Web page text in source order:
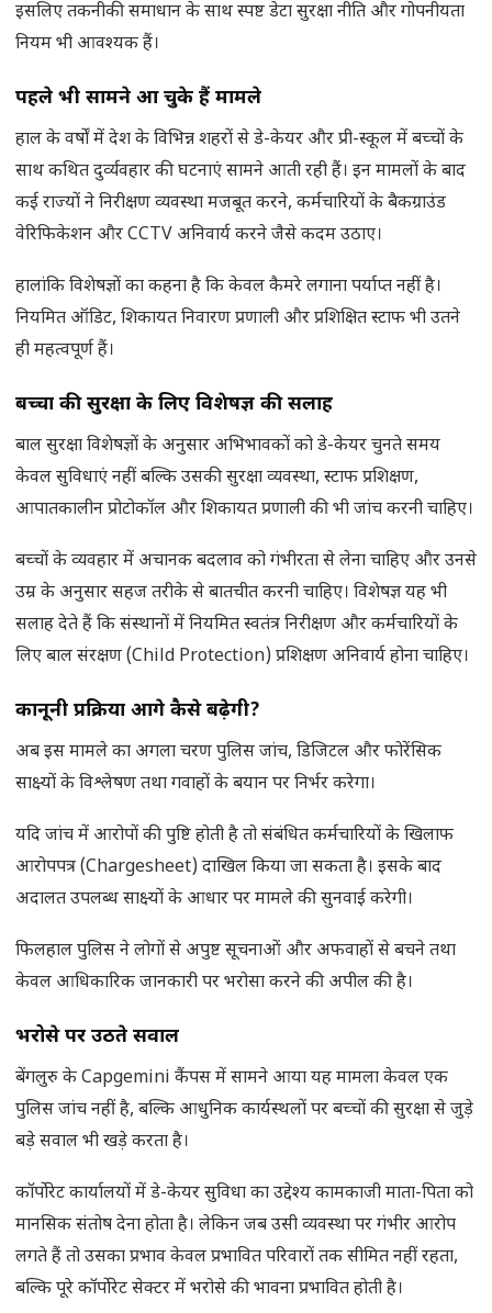
इसलिए तकनीकी समाधान के साथ स्पष्ट डेटा सुरक्षा नीति और गोपनीयता
नियम भी आवश्यक हैं।
पहले भी सामने आ चुके हैं मामले
हाल के वर्षों में देश के विभिन्न शहरों से डे-केयर और प्री-स्कूल में बच्चों के
साथ कथित दुर्व्यवहार की घटनाएं सामने आती रही हैं। इन मामलों के बाद
कई राज्यों ने निरीक्षण व्यवस्था मजबूत करने, कर्मचारियों के बैकग्राउंड
वेरिफिकेशन और CCTV अनिवार्य करने जैसे कदम उठाए।
हालांकि विशेषज्ञों का कहना है कि केवल कैमरे लगाना पर्याप्त नहीं है।
नियमित ऑडिट, शिकायत निवारण प्रणाली और प्रशिक्षित स्टाफ भी उतने
ही महत्वपूर्ण हैं।
बच्चों की सुरक्षा के लिए विशेषज्ञ की सलाह
बाल सुरक्षा विशेषज्ञों के अनुसार अभिभावकों को डे-केयर चुनते समय
केवल सुविधाएं नहीं बल्कि उसकी सुरक्षा व्यवस्था, स्टाफ प्रशिक्षण,
आपातकालीन प्रोटोकॉल और शिकायत प्रणाली की भी जांच करनी चाहिए।
बच्चों के व्यवहार में अचानक बदलाव को गंभीरता से लेना चाहिए और उनसे
उम्र के अनुसार सहज तरीके से बातचीत करनी चाहिए। विशेषज्ञ यह भी
सलाह देते हैं कि संस्थानों में नियमित स्वतंत्र निरीक्षण और कर्मचारियों के
लिए बाल संरक्षण (Child Protection) प्रशिक्षण अनिवार्य होना चाहिए।
कानूनी प्रक्रिया आगे कैसे बढ़ेगी?
अब इस मामले का अगला चरण पुलिस जांच, डिजिटल और फोरेंसिक
साक्ष्यों के विश्लेषण तथा गवाहों के बयान पर निर्भर करेगा।
यदि जांच में आरोपों की पुष्टि होती है तो संबंधित कर्मचारियों के खिलाफ
आरोपपत्र (Chargesheet) दाखिल किया जा सकता है। इसके बाद
अदालत उपलब्ध साक्ष्यों के आधार पर मामले की सुनवाई करेगी।
फिलहाल पुलिस ने लोगों से अपुष्ट सूचनाओं और अफवाहों से बचने तथा
केवल आधिकारिक जानकारी पर भरोसा करने की अपील की है।
भरोसे पर उठते सवाल
बेंगलुरु के Capgemini कैंपस में सामने आया यह मामला केवल एक
पुलिस जांच नहीं है, बल्कि आधुनिक कार्यस्थलों पर बच्चों की सुरक्षा से जुड़े
बड़े सवाल भी खड़े करता है।
कॉर्पोरेट कार्यालयों में डे-केयर सुविधा का उद्देश्य कामकाजी माता-पिता को
मानसिक संतोष देना होता है। लेकिन जब उसी व्यवस्था पर गंभीर आरोप
लगते हैं तो उसका प्रभाव केवल प्रभावित परिवारों तक सीमित नहीं रहता,
बल्कि पूरे कॉर्पोरेट सेक्टर में भरोसे की भावना प्रभावित होती है।